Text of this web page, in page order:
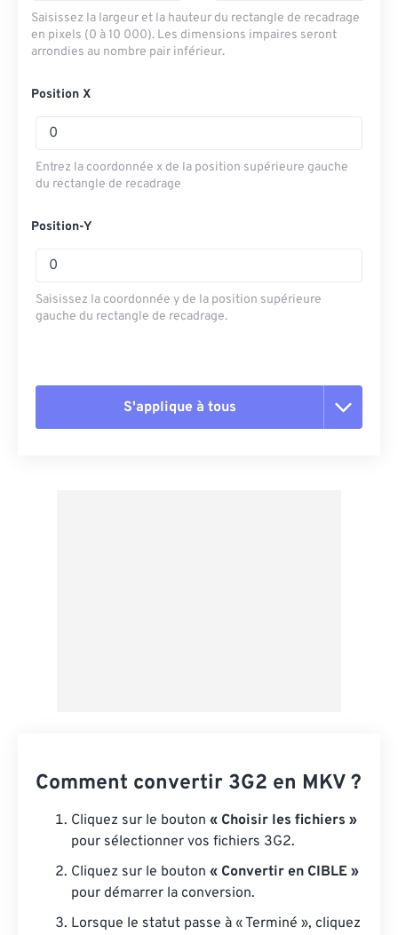
Saisissez la largeur et la hauteur du rectangle de recadrage
en pixels (0 à 10 000). Les dimensions impaires seront
arrondies au nombre pair inférieur.
Position X
Entrez la coordonnée x de la position supérieure gauche
du rectangle de recadrage
Position-Y
Saisissez la coordonnée y de la position supérieure
gauche du rectangle de recadrage.
S'applique à tous
Comment convertir 3G2 en MKV ?
Cliquez sur le bouton « Choisir les fichiers »
pour sélectionner vos fichiers 3G2.
Cliquez sur le bouton « Convertir en CIBLE »
pour démarrer la conversion.
Lorsque le statut passe à « Terminé », cliquez